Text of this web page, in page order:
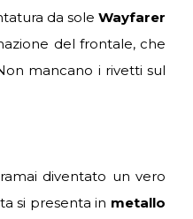
da sole Wayfarer
del frontale, che
mancano i rivetti sul
diventato un vero
si presenta in metallo